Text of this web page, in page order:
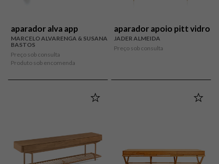
aparador alva app
MARCELO ALVARENGA & SUSANA
BASTOS
Preço sob consulta
Produto sob encomenda
aparador apoio pitt vidro
JADER ALMEIDA
Preço sob consulta